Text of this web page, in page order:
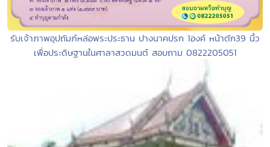
รับเจ้าภาพอุปถัมภ์หล่อพระประธาน ปางนาคปรก 1องค์ หน้าตัก39 นิ้ว
เพื่อประดิษฐานในศาลาสวดมนต์ สอบถาม 0822205051